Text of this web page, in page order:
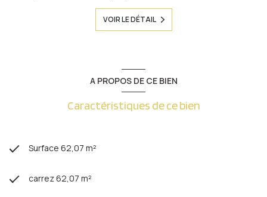
VOIR LE DÉTAIL
A PROPOS DE CE BIEN
Caractéristiques de ce bien
Surface 62,07 m²
carrez 62,07 m²